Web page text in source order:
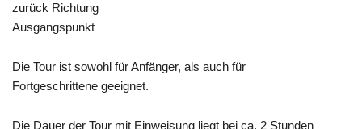
zurück Richtung
Ausgangspunkt
Die Tour ist sowohl für Anfänger, als auch für
Fortgeschrittene geeignet.
Die Dauer der Tour mit Einweisung liegt bei ca. 2 Stunden